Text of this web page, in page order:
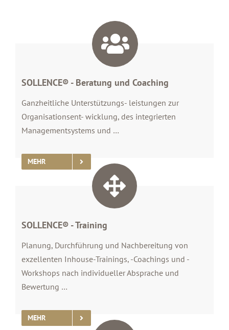
SOLLENCE® - Beratung und Coaching
Ganzheitliche Unterstützungs- leistungen zur
Organisationsent- wicklung, des integrierten
Managementsystems und …
MEHR
SOLLENCE® - Training
Planung, Durchführung und Nachbereitung von
exzellenten Inhouse-Trainings, -Coachings und -
Workshops nach individueller Absprache und
Bewertung …
MEHR